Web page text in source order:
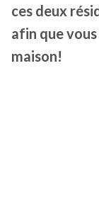
ces deux
afin que vous
maison!